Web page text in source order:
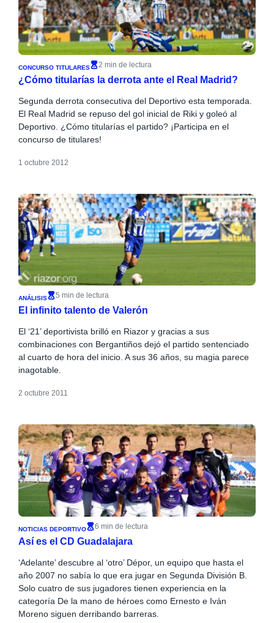
CONCURSO TITULARES 2 min de lectura
¿Cómo titularías la derrota ante el Real Madrid?
Segunda derrota consecutiva del Deportivo esta temporada.
El Real Madrid se repuso del gol inicial de Riki y goleó al
Deportivo. ¿Cómo titularías el partido? ¡Participa en el
concurso de titulares!
1 octubre 2012
ANÁLISIS 5 min de lectura
El infinito talento de Valerón
El ‘21’ deportivista brilló en Riazor y gracias a sus
combinaciones con Bergantiños dejó el partido sentenciado
al cuarto de hora del inicio. A sus 36 años, su magia parece
inagotable.
2 octubre 2011
NOTICIAS DEPORTIVO 6 min de lectura
Así es el CD Guadalajara
‘Adelante’ descubre al ‘otro’ Dépor, un equipo que hasta el
año 2007 no sabía lo que era jugar en Segunda División B.
Solo cuatro de sus jugadores tienen experiencia en la
categoría De la mano de héroes como Ernesto e Iván
Moreno siguen derribando barreras.